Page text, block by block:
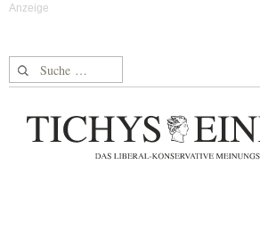
Suche nach: